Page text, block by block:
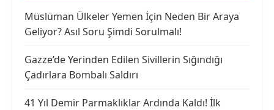
Müslüman Ülkeler Yemen İçin Neden Bir Araya
Geliyor? Asıl Soru Şimdi Sorulmalı!
Gazze’de Yerinden Edilen Sivillerin Sığındığı
Çadırlara Bombalı Saldırı
41 Yıl Demir Parmaklıklar Ardında Kaldı! İlk